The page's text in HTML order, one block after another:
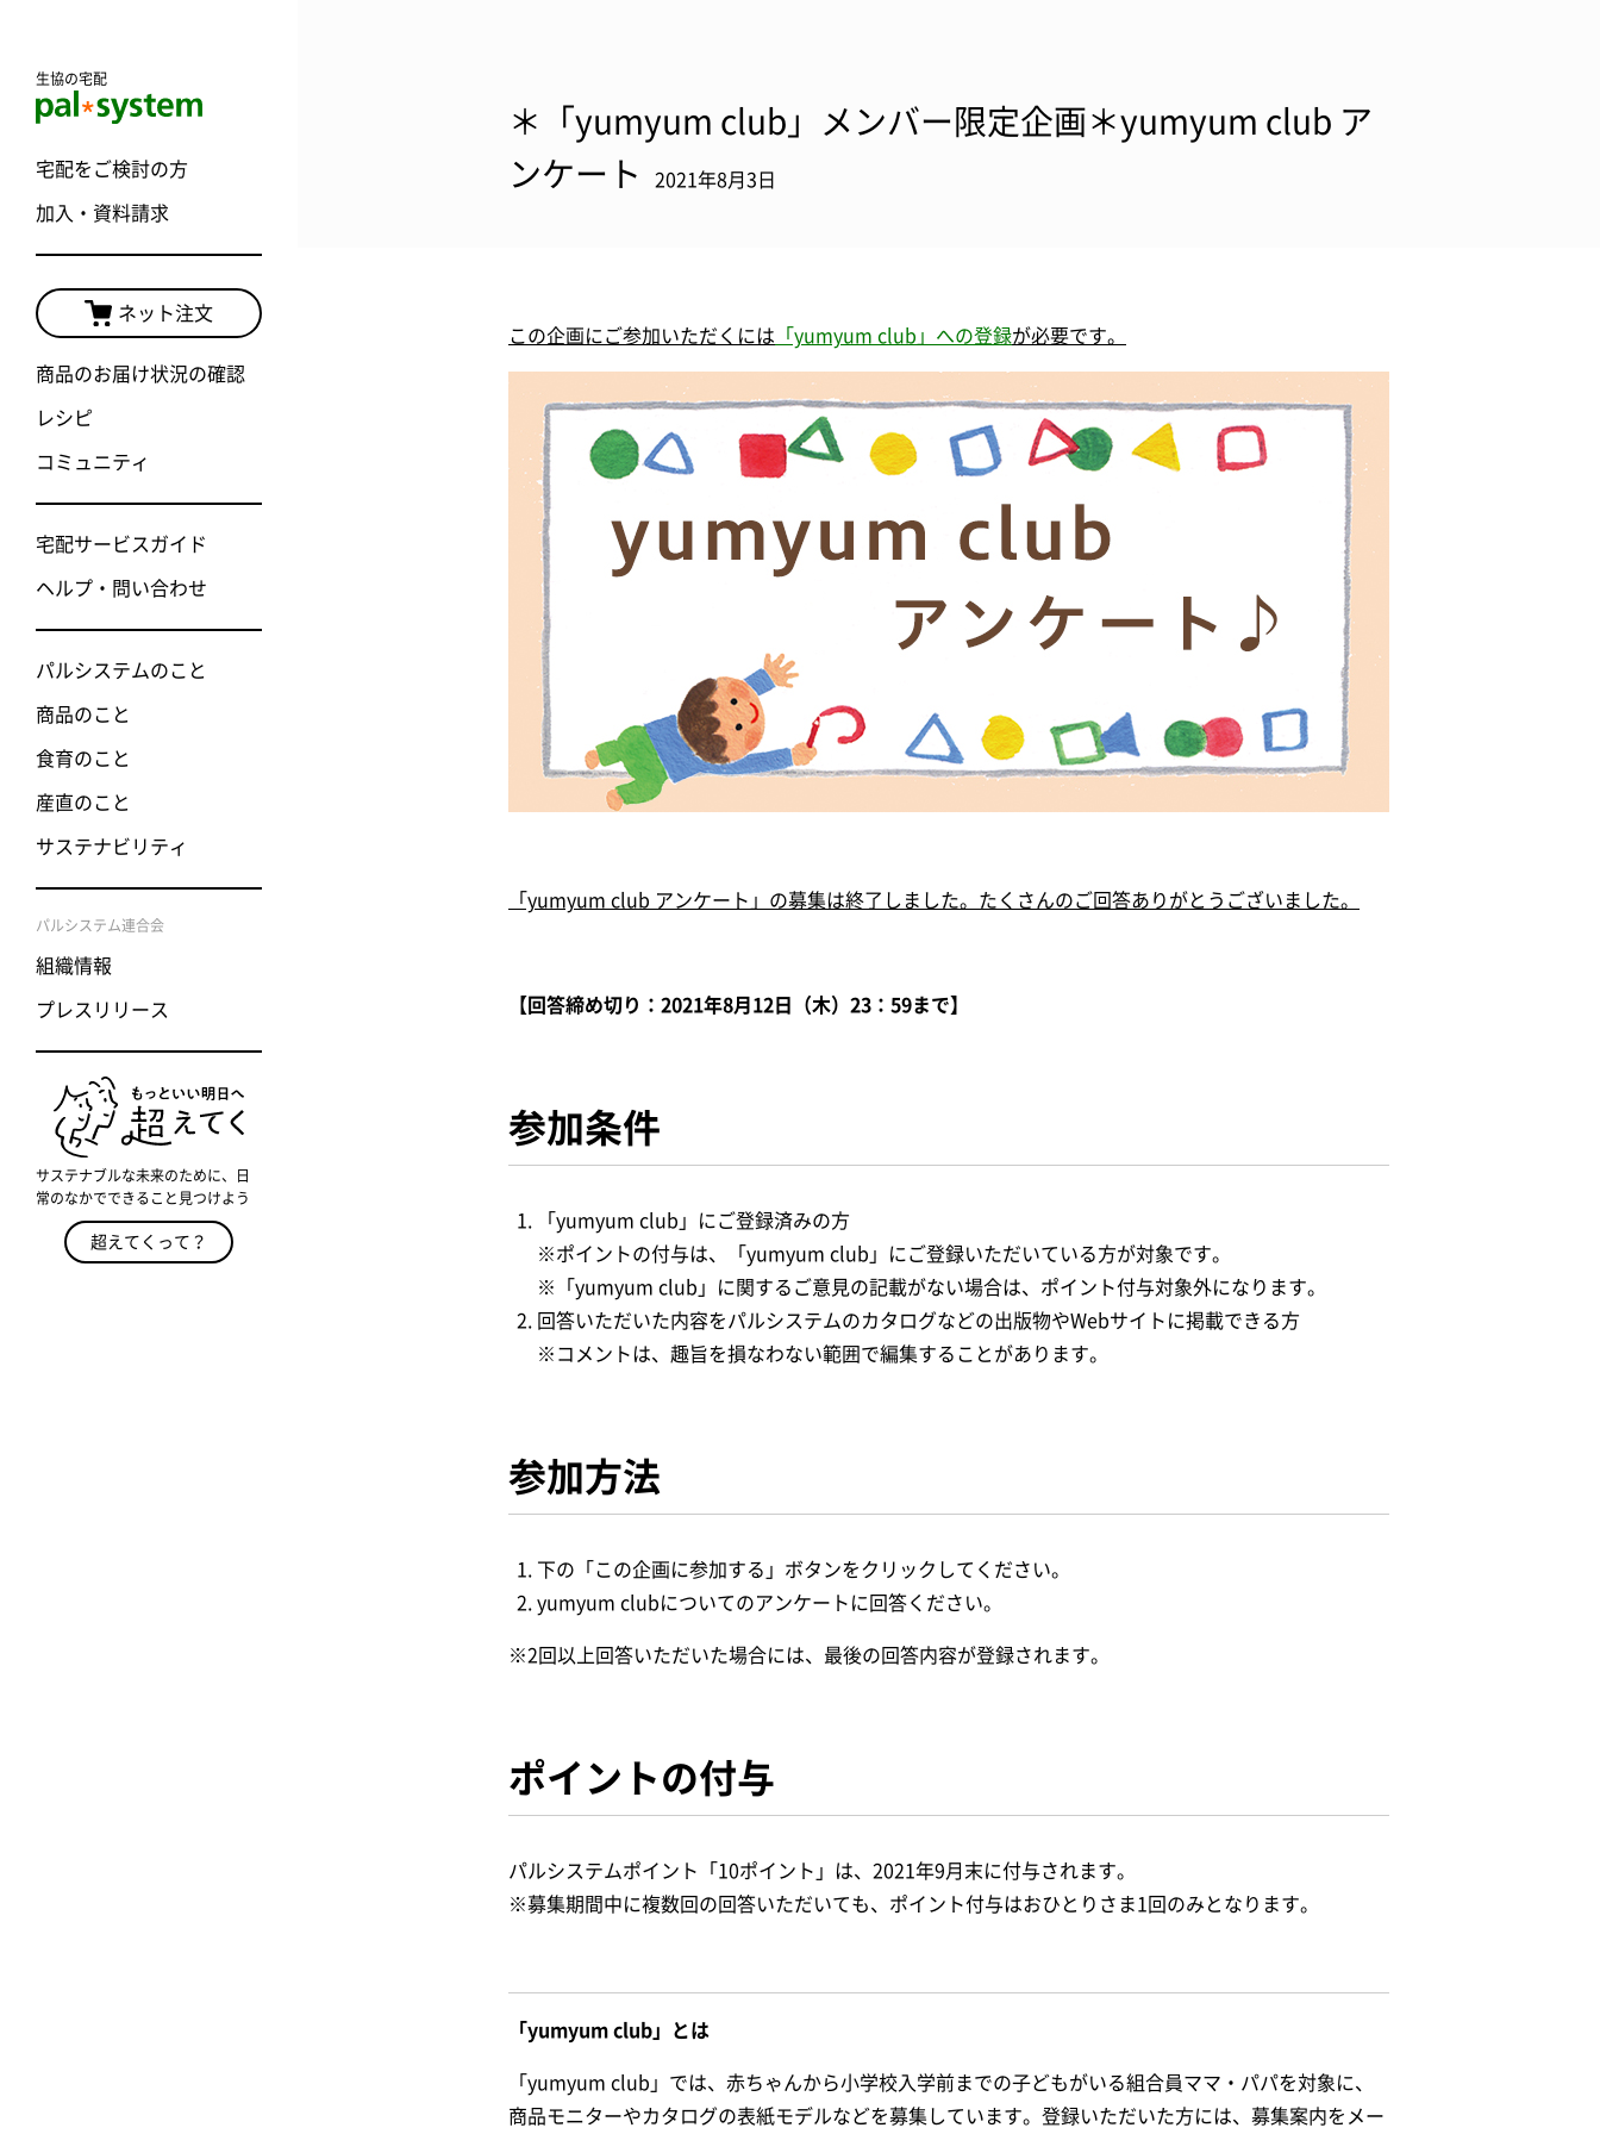
生協の宅配
宅配をご検討の方
加入・資料請求
ネット注文
商品のお届け状況の確認
レシピ
コミュニティ
宅配サービスガイド
ヘルプ・問い合わせ
パルシステムのこと
商品のこと
食育のこと
産直のこと
サステナビリティ
パルシステム連合会
組織情報
プレスリリース
サステナブルな未来のために、日
常のなかでできること見つけよう
超えてくって？
＊「yumyum club」メンバー限定企画＊yumyum club ア
ンケート
2021年8月3日
この企画にご参加いただくには 「yumyum club」への登録が必要です。
「yumyum club アンケート」の募集は終了しました。たくさんのご回答ありがとうございました。
【回答締め切り：2021年8月12日（木）23：59まで】
参加条件
「yumyum club」にご登録済みの方
※ポイントの付与は、「yumyum club」にご登録いただいている方が対象です。
※「yumyum club」に関するご意見の記載がない場合は、ポイント付与対象外になります。
回答いただいた内容をパルシステムのカタログなどの出版物やWebサイトに掲載できる方
※コメントは、趣旨を損なわない範囲で編集することがあります。
参加方法
下の「この企画に参加する」ボタンをクリックしてください。
yumyum clubについてのアンケートに回答ください。
※2回以上回答いただいた場合には、最後の回答内容が登録されます。
ポイントの付与
パルシステムポイント「10ポイント」は、2021年9月末に付与されます。
※募集期間中に複数回の回答いただいても、ポイント付与はおひとりさま1回のみとなります。
「yumyum club」とは
「yumyum club」では、赤ちゃんから小学校入学前までの子どもがいる組合員ママ・パパを対象に、
商品モニターやカタログの表紙モデルなどを募集しています。登録いただいた方には、募集案内をメー